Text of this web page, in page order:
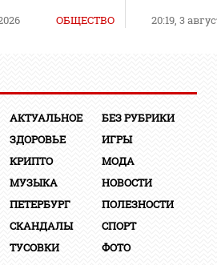
ОБЩЕСТВО 20:19, 3
АКТУАЛЬНОЕ
БЕЗ РУБРИКИ
ЗДОРОВЬЕ
ИГРЫ
КРИПТО
МОДА
МУЗЫКА
НОВОСТИ
ПЕТЕРБУРГ
ПОЛЕЗНОСТИ
СКАНДАЛЫ
СПОРТ
ТУСОВКИ
ФОТО